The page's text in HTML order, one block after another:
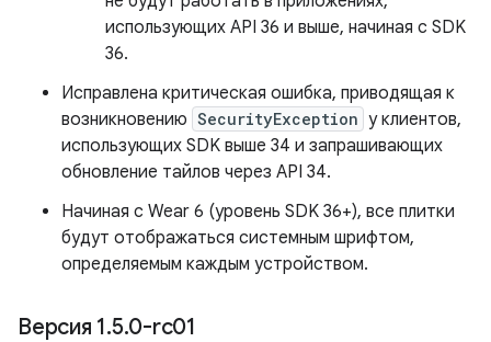
использующих API 36 и выше, начиная с SDK
36.
Исправлена ​​критическая ошибка, приводящая к
возникновению SecurityException у клиентов,
использующих SDK выше 34 и запрашивающих
обновление тайлов через API 34.
Начиная с Wear 6 (уровень SDK 36+), все плитки
будут отображаться системным шрифтом,
определяемым каждым устройством.
Версия 1.5.0-rc01